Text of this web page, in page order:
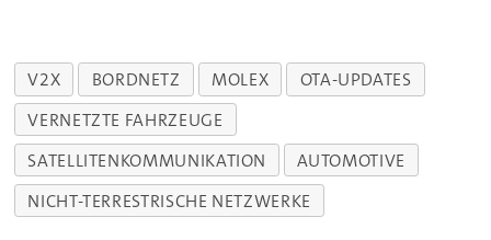
V2X BORDNETZ MOLEX
OTA-UPDATES
VERNETZTE FAHRZEUGE
SATELLITENKOMMUNIKATION
AUTOMOTIVE
NICHT-TERRESTRISCHE NETZWERKE